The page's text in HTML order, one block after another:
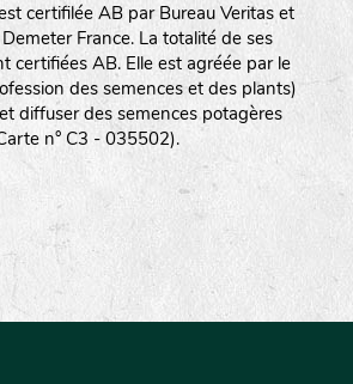
certifilée AB par Bureau Veritas et
France. La totalité de ses
certifiées AB. Elle est agréée par le
des semences et des plants)
diffuser des semences potagères
n° C3 - 035502).